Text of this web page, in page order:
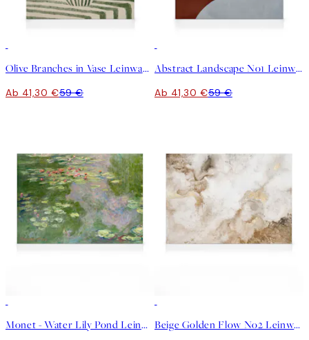
Olive Branches in Vase Leinwandbild
Ab 41,30 €59 €
Abstract Landscape No1 Leinwandbild
Ab 41,30 €59 €
Monet - Water Lily Pond Leinwandbild Beige Golden Flow No2 Leinwandbild